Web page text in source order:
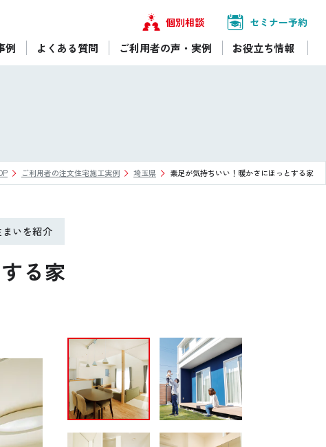
個別相談 セミナー予約
例 よくある質問 ご利用者の声・実例 お役立ち情報
ご利用者の注文住宅施工実例 埼玉県 素足が気持ちいい！暖かさにほっとする家
いを紹介
る家